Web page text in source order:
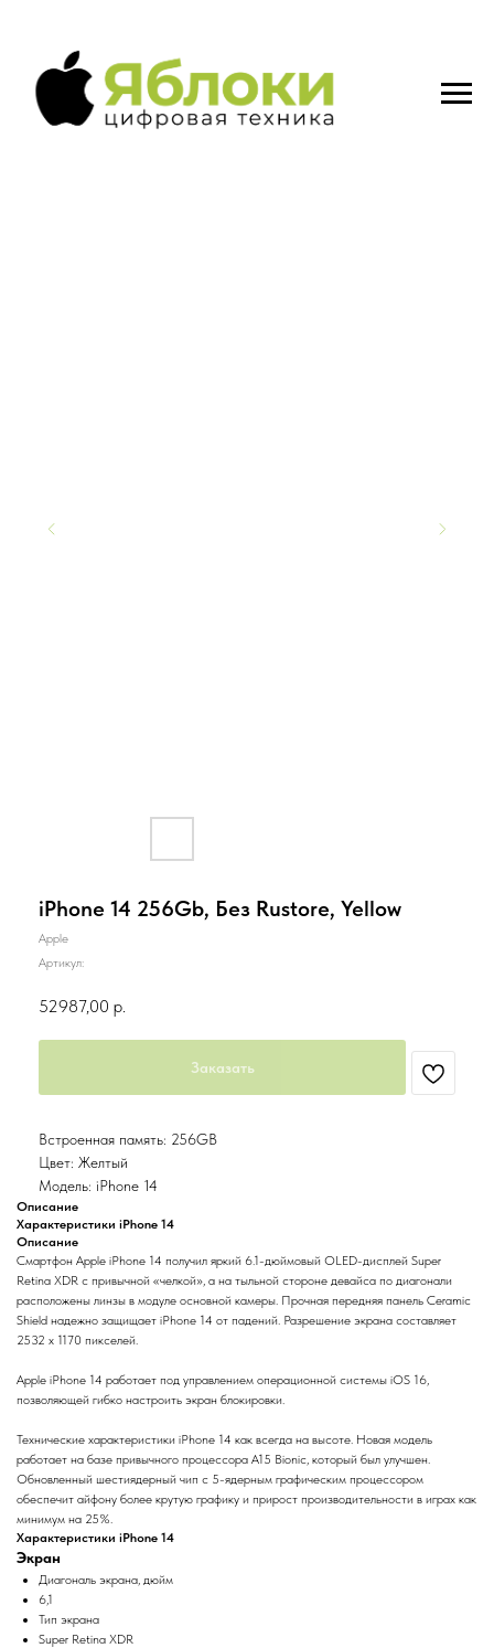
iPhone 14 256Gb, Без Rustore, Yellow
Apple
Артикул:
52987,00 р.
Заказать
Встроенная память: 256GB
Цвет: Желтый
Модель: iPhone 14
Описание
Характеристики iPhone 14
Описание
Смартфон Apple iPhone 14 получил яркий 6.1-дюймовый OLED-дисплей Super
Retina XDR с привычной «челкой», а на тыльной стороне девайса по диагонали
расположены линзы в модуле основной камеры. Прочная передняя панель Ceramic
Shield надежно защищает iPhone 14 от падений. Разрешение экрана составляет
2532 x 1170 пикселей.
Apple iPhone 14 работает под управлением операционной системы iOS 16,
позволяющей гибко настроить экран блокировки.
Технические характеристики iPhone 14 как всегда на высоте. Новая модель
работает на базе привычного процессора A15 Bionic, который был улучшен.
Обновленный шестиядерный чип с 5-ядерным графическим процессором
обеспечит айфону более крутую графику и прирост производительности в играх как
минимум на 25%.
Характеристики iPhone 14
Экран
Диагональ экрана, дюйм
6,1
Тип экрана
Super Retina XDR